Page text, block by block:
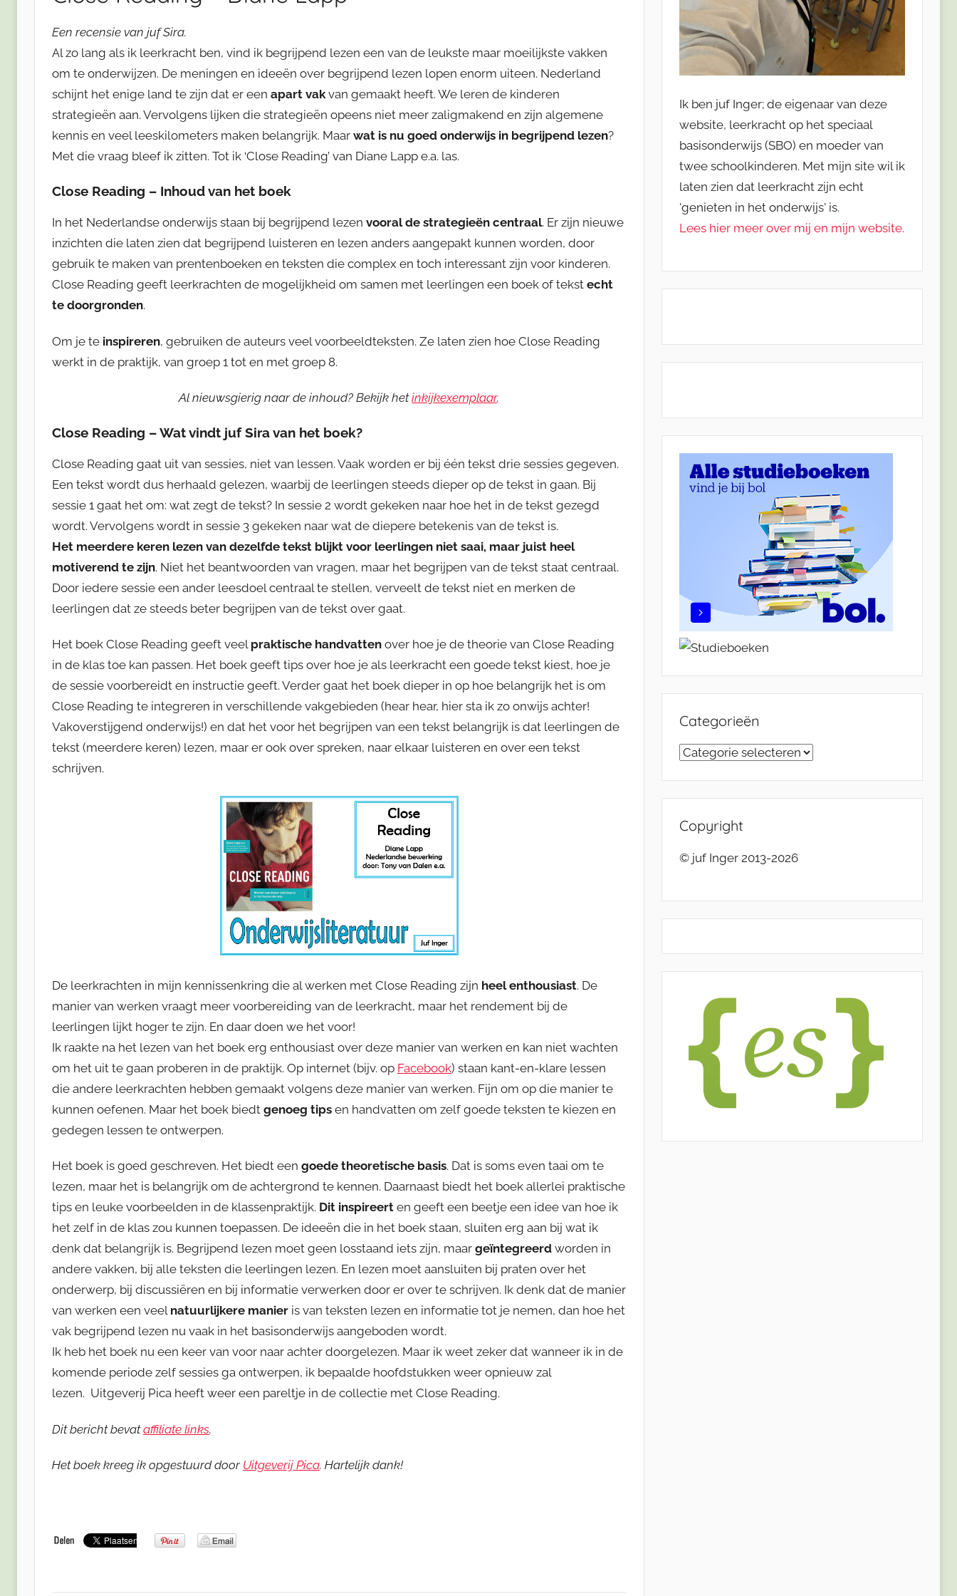
Een recensie van juf Sira.
Al zo lang als ik leerkracht ben, vind ik begrijpend lezen een van de leukste maar moeilijkste vakken
om te onderwijzen. De meningen en ideeën over begrijpend lezen lopen enorm uiteen. Nederland
schijnt het enige land te zijn dat er een apart vakvan gemaakt heeft. We leren de kinderen
strategieën aan. Vervolgens lijken die strategieën opeens niet meer zaligmakend en zijn algemene
kennis en veel leeskilometers maken belangrijk. Maar wat is nu goed onderwijs in begrijpend lezen?
Met die vraag bleef ik zitten. Tot ik ‘Close Reading’ van Diane Lapp e.a. las.
Close Reading – Inhoud van het boek
In het Nederlandse onderwijs staan bij begrijpend lezen vooral de strategieën centraal. Er zijn nieuwe
inzichten die laten zien dat begrijpend luisteren en lezen anders aangepakt kunnen worden, door
gebruik te maken van prentenboeken en teksten die complex en toch interessant zijn voor kinderen.
Close Reading geeft leerkrachten de mogelijkheid om samen met leerlingen een boek of tekst echt
te doorgronden.
Om je te inspireren, gebruiken de auteurs veel voorbeeldteksten. Ze laten zien hoe Close Reading
werkt in de praktijk, van groep 1 tot en met groep 8.
Al nieuwsgierig naar de inhoud? Bekijk hetinkijkexemplaar.
Close Reading – Wat vindt juf Sira van het boek?
Close Reading gaat uit van sessies, niet van lessen. Vaak worden er bij één tekst drie sessies gegeven.
Een tekst wordt dus herhaald gelezen, waarbij de leerlingen steeds dieper op de tekst in gaan. Bij
sessie 1 gaat het om: wat zegt de tekst? In sessie 2 wordt gekeken naar hoe het in de tekst gezegd
wordt. Vervolgens wordt in sessie 3 gekeken naar wat de diepere betekenis van de tekst is.
Het meerdere keren lezen van dezelfde tekst blijkt voor leerlingen niet saai, maar juist heel
motiverend te zijn. Niet het beantwoorden van vragen, maar het begrijpen van de tekst staat centraal.
Door iedere sessie een ander leesdoel centraal te stellen, verveelt de tekst niet en merken de
leerlingen dat ze steeds beter begrijpen van de tekst over gaat.
Het boek Close Reading geeft veel praktische handvatten over hoe je de theorie van Close Reading
in de klas toe kan passen. Het boek geeft tips over hoe je als leerkracht een goede tekst kiest, hoe je
de sessie voorbereidt en instructie geeft. Verder gaat het boek dieper in op hoe belangrijk het is om
Close Reading te integreren in verschillende vakgebieden (hear hear, hier sta ik zo onwijs achter!
Vakoverstijgend onderwijs!) en dat het voor het begrijpen van een tekst belangrijk is dat leerlingen de
tekst (meerdere keren) lezen, maar er ook over spreken, naar elkaar luisteren en over een tekst
schrijven.
De leerkrachten in mijn kennissenkring die al werken met Close Reading zijn heel enthousiast. De
manier van werken vraagt meer voorbereiding van de leerkracht, maar het rendement bij de
leerlingen lijkt hoger te zijn. En daar doen we het voor!
Ik raakte na het lezen van het boek erg enthousiast over deze manier van werken en kan niet wachten
om het uit te gaan proberen in de praktijk. Op internet (bijv. op Facebook) staan kant-en-klare lessen
die andere leerkrachten hebben gemaakt volgens deze manier van werken. Fijn om op die manier te
kunnen oefenen. Maar het boek biedt genoeg tips en handvatten om zelf goede teksten te kiezen en
gedegen lessen te ontwerpen.
Het boek is goed geschreven. Het biedt een goede theoretische basis. Dat is soms even taai om te
lezen, maar het is belangrijk om de achtergrond te kennen. Daarnaast biedt het boek allerlei praktische
tips en leuke voorbeelden in de klassenpraktijk. Dit inspireert en geeft een beetje een idee van hoe ik
het zelf in de klas zou kunnen toepassen. De ideeën die in het boek staan, sluiten erg aan bij wat ik
denk dat belangrijk is. Begrijpend lezen moet geen losstaand iets zijn, maar geïntegreerd worden in
andere vakken, bij alle teksten die leerlingen lezen. En lezen moet aansluiten bij praten over het
onderwerp, bij discussiëren en bij informatie verwerken door er over te schrijven. Ik denk dat de manier
van werken een veel natuurlijkere manier is van teksten lezen en informatie tot je nemen, dan hoe het
vak begrijpend lezen nu vaak in het basisonderwijs aangeboden wordt.
Ik heb het boek nu een keer van voor naar achter doorgelezen. Maar ik weet zeker dat wanneer ik in de
komende periode zelf sessies ga ontwerpen, ik bepaalde hoofdstukken weer opnieuw zal
lezen. Uitgeverij Pica heeft weer een pareltje in de collectie met Close Reading.
Dit bericht bevataffiliate links.
Het boek kreeg ik opgestuurd door Uitgeverij Pica. Hartelijk dank!
Ik ben juf Inger; de eigenaar van deze
website, leerkracht op het speciaal
basisonderwijs (SBO) en moeder van
twee schoolkinderen. Met mijn site wil ik
laten zien dat leerkracht zijn echt
'genieten in het onderwijs' is.
Lees hier meer over mij en mijn website.
Categorieën
Categorieën
Copyright
© juf Inger 2013-2026